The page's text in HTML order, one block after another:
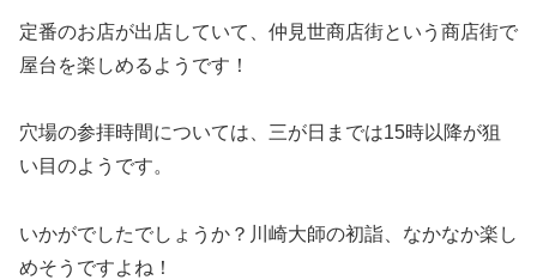
定番のお店が出店していて、仲見世商店街という商店街で
屋台を楽しめるようです！
穴場の参拝時間については、三が日までは15時以降が狙
い目のようです。
いかがでしたでしょうか？川崎大師の初詣、なかなか楽し
めそうですよね！